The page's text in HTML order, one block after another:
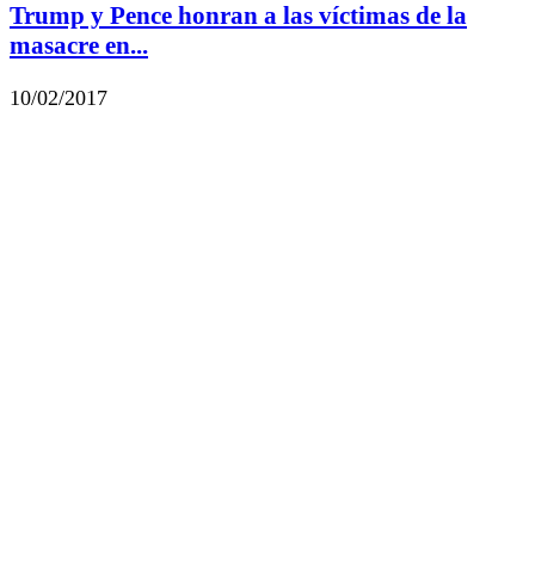
Trump y Pence honran a las víctimas de la
masacre en...
10/02/2017